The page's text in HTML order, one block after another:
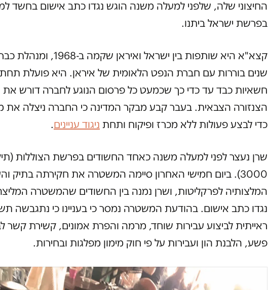
החיצוני שלה, שלפני למעלה משנה הוגש נגדו כתב אישום בחשד
בפרשת ישראל ביתנו.
קצא"א היא שותפות בין ישראל ואיראן
שנים בוררות עם חברת הנפט הלאומית של איראן. היא פועלת
חשאיות כבד עד כדי כך שכמעט כל פרסום הנוגע לחברה דורש את
הצנזורה הצבאית. בעבר קבע מבקר המדינה כי החברה ניצלה את
כדי לבצע פעולות ללא מכרז ופיקוח ותחת ניגוד עניינים.
שרן נעצר לפני למעלה משנה כאחד החשודים בפרשת הצוללות
3000). ביום חמישי האחרון סיימה המשטרה את חקירתה בתיק
המלצותיה לפרקליטות, ושרן נמנה בין החשודים שהמשטרה
נגדו כתב אישום. בהודעת המשטרה נמסר כי בעניינו כי נתגבשה
ראייתית לביצוע עבירות שוחד, מרמה והפרת אמונים, קשירת קשר
פשע, הלבנת הון ועבירות על פי חוק מימון מפלגות ובחירות.